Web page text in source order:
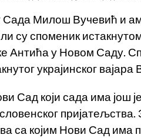
Сада Милош Вучевић и
су споменик
Антића у Новом Саду.
украјинског
Сад који сада има још
са којим Нови Сад има